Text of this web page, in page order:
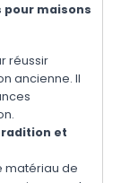
pour maisons
réussir
ancienne. Il
et
matériau de